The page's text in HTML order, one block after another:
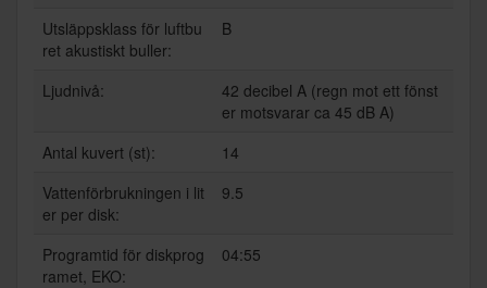
Utsläppsklass för luftbu
ret akustiskt buller:
B
Ljudnivå:
42 decibel A (regn mot ett fönst
er motsvarar ca 45 dB A)
Antal kuvert (st):
14
Vattenförbrukningen i lit
er per disk:
9.5
Programtid för diskprog
ramet, EKO:
04:55